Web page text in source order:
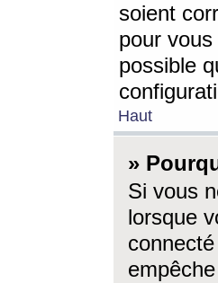
soient
pour
possible
Haut
»
Si vous
lorsque